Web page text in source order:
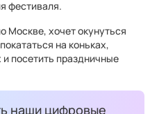
фестиваля.
Москве, хочет окунуться
на коньках,
посетить праздничные
наши цифровые